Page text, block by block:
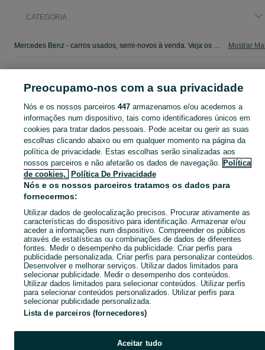
CATEGORIA
Mercedes Benz - carros usados, semi-novos à venda. Veja os anúncios ou publique o seu anúncio de Carros grátis no OLX Portugal. Mostrar
Mapa das freguesias
Mapa de mini-sites
Pesquisas populares
Preocupamo-nos com a sua privacidade
Nós e os nossos parceiros 447armazenamos e/ou acedemos a
informações num dispositivo, tais como identificadores únicos em
cookies para tratar dados pessoais. Pode aceitar ou gerir as suas
escolhas clicando abaixo ou em qualquer momento na página da
política de privacidade. Estas escolhas serão sinalizadas aos
nossos parceiros e não afetarão os dados de navegação. Política
de cookies,
Política De Privacidade
Nós e os nossos parceiros tratamos os dados para
fornecermos:
Utilizar dados de geolocalização precisos. Procurar ativamente as
características do dispositivo para identificação. Armazenar e/ou
aceder a informações num dispositivo. Compreender os públicos
através de estatísticas ou combinações de dados de diferentes
fontes. Medir o desempenho da publicidade. Criar perfis para
publicidade personalizada. Criar perfis para personalizar conteúdos.
Desenvolver e melhorar serviços. Utilizar dados limitados para
selecionar publicidade. Medir o desempenho dos conteúdos.
Utilizar dados limitados para selecionar conteúdos. Utilizar perfis
para selecionar conteúdos personalizados. Utilizar perfis para
selecionar publicidade personalizada.
Lista de parceiros (fornecedores)
Aceitar tudo